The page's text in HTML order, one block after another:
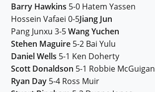
Barry Hawkins 5-0 Hatem Yassen
Hossein Vafaei 0-5Jiang Jun
Pang Junxu 3-5Wang Yuchen
Stehen Maguire 5-2 Bai Yulu
Daniel Wells 5-1 Ken Doherty
Scott Donaldson 5-1 Robbie McGuigan
Ryan Day 5-4 Ross Muir